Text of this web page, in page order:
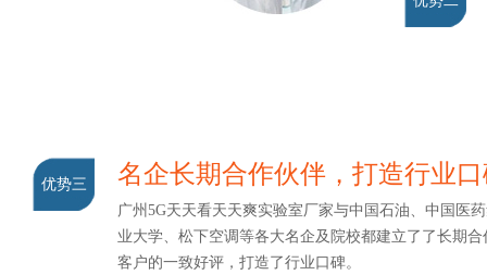
优势三 名企长期合作伙伴，打造行业
广州5G天天看天天爽实验室厂家与中国石油、中国医药
业大学、松下空调等各大名企及院校都建立了了长期合作
客户的一致好评，打造了行业口碑。